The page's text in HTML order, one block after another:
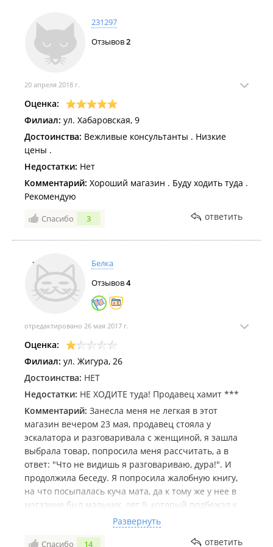
231297
Отзывов2
20 апреля 2018 г.
Оценка:
Филиал: ул. Хабаровская, 9
Достоинства: Вежливые консультанты . Низкие
цены .
Недостатки: Нет
Комментарий: Хороший магазин . Буду ходить туда .
Рекомендую
Спасибо 3 ответить
Белка
Отзывов4
отредактировано 26 мая 2017 г.
Оценка:
Филиал: ул. Жигура, 26
Достоинства: НЕТ
Недостатки: НЕ ХОДИТЕ туда! Продавец хамит ***
Комментарий: Занесла меня не легкая в этот
магазин вечером 23 мая, продавец стояла у
эскалатора и разговаривала с женщиной, я зашла
выбрала товар, попросила меня рассчитать, а в
ответ: "Что не видишь я разговариваю, дура!". И
продолжила беседу. Я попросила жалобную книгу,
на что посыпалась куча мата, да к тому же у нее в
магазине был мальчик, лет 9, который подбежал к
моему сыну (7 лет), и вцепился ему в руку зубами. Я
еле отодрала этого ребенка от своего сына, а
Развернуть
Спасибо 14 ответить